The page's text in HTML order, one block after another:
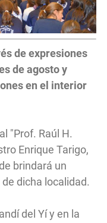
de expresiones
de agosto y
en el interior
"Prof. Raúl H.
Enrique Tarigo,
brindará un
dicha localidad.
del Yí y en la